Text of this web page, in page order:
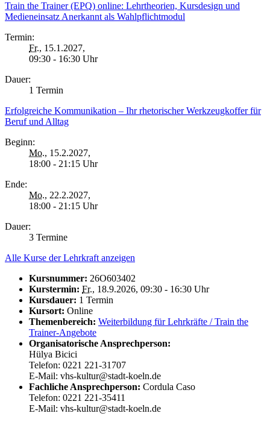
Train the Trainer (EPQ) online: Lehrtheorien, Kursdesign und
Medieneinsatz Anerkannt als Wahlpflichtmodul
Termin:
Fr., 15.1.2027,
09:30 - 16:30 Uhr
Dauer:
1 Termin
Erfolgreiche Kommunikation – Ihr rhetorischer Werkzeugkoffer für
Beruf und Alltag
Beginn:
Mo., 15.2.2027,
18:00 - 21:15 Uhr
Ende:
Mo., 22.2.2027,
18:00 - 21:15 Uhr
Dauer:
3 Termine
Alle Kurse der Lehrkraft anzeigen
Kursnummer: 26O603402
Kurstermin: Fr., 18.9.2026, 09:30 - 16:30 Uhr
Kursdauer: 1 Termin
Kursort: Online
Themenbereich: Weiterbildung für Lehrkräfte / Train the
Trainer-Angebote
Organisatorische Ansprechperson:
Hülya Bicici
Telefon: 0221 221-31707
E-Mail: vhs-kultur@stadt-koeln.de
Fachliche Ansprechperson: Cordula Caso
Telefon: 0221 221-35411
E-Mail: vhs-kultur@stadt-koeln.de